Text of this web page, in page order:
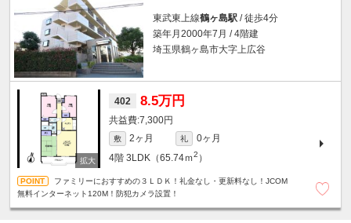
東武東上線鶴ヶ島駅 / 徒歩4分
築年月2000年7月 / 4階建
埼玉県鶴ヶ島市大字上広谷
402 8.5万円
7,300円
敷 2ヶ月 礼
0ヶ月
4階 3LDK（65.74ｍ2 ）
ファミリーにおすすめの３ＬＤＫ！礼金なし・更新料なし！JCOM
無料インターネット120M！防犯カメラ設置！